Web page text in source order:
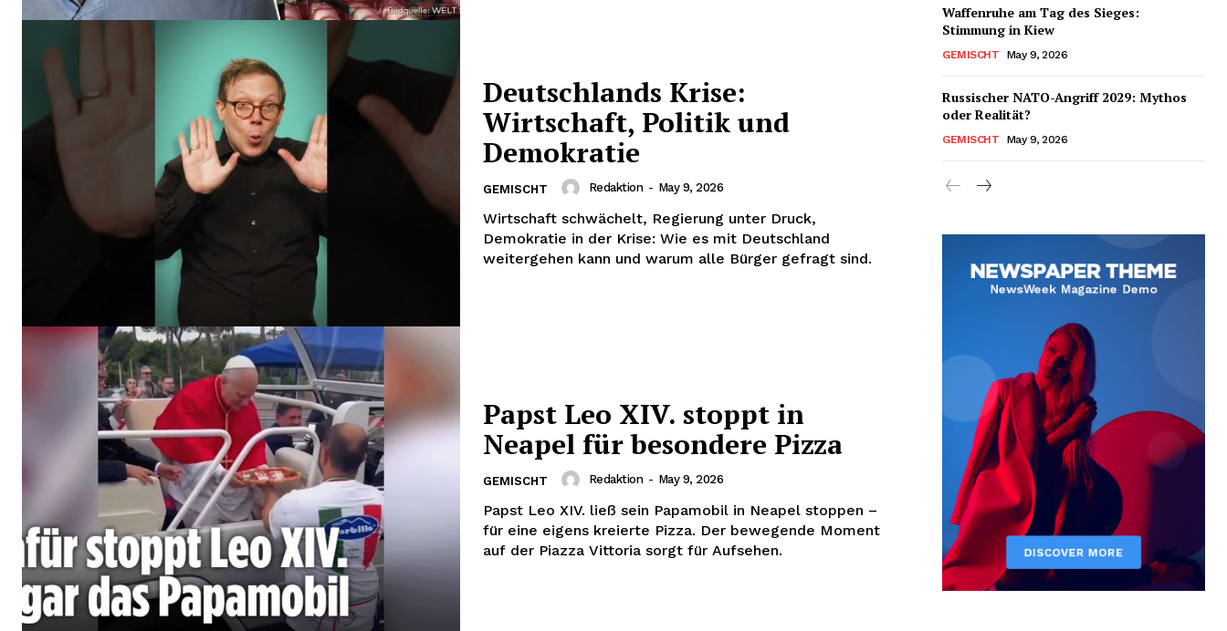
Deutschlands Krise:
Wirtschaft, Politik und
Demokratie
GEMISCHT Redaktion - May 9, 2026
Wirtschaft schwächelt, Regierung unter Druck,
Demokratie in der Krise: Wie es mit Deutschland
weitergehen kann und warum alle Bürger gefragt sind.
Papst Leo XIV. stoppt in
Neapel für besondere Pizza
GEMISCHT Redaktion - May 9, 2026
Papst Leo XIV. ließ sein Papamobil in Neapel stoppen –
für eine eigens kreierte Pizza. Der bewegende Moment
auf der Piazza Vittoria sorgt für Aufsehen.
Waffenruhe am Tag des Sieges:
Stimmung in Kiew
GEMISCHT May 9, 2026
Russischer NATO-Angriff 2029: Mythos
oder Realität?
GEMISCHT May 9, 2026